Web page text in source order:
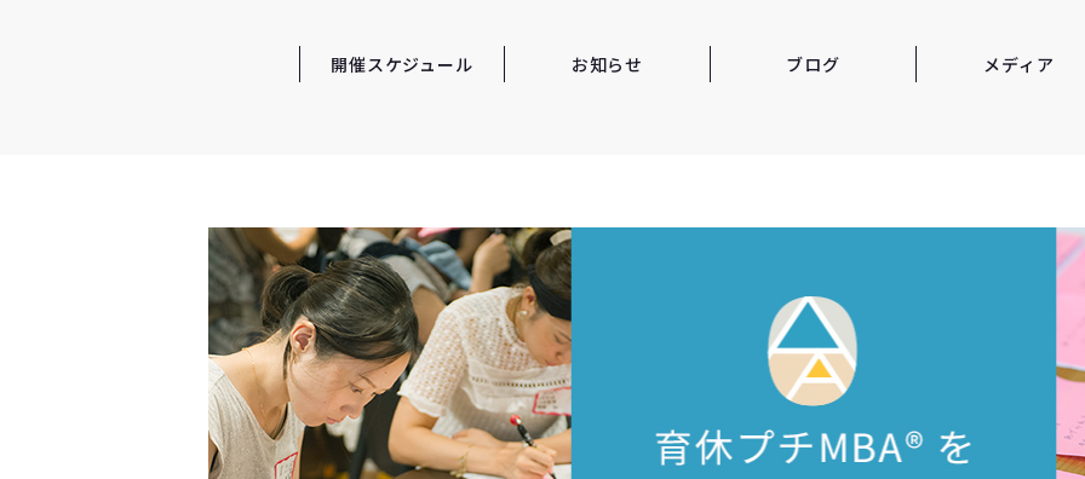
開催スケジュール お知らせ ブログ メディア